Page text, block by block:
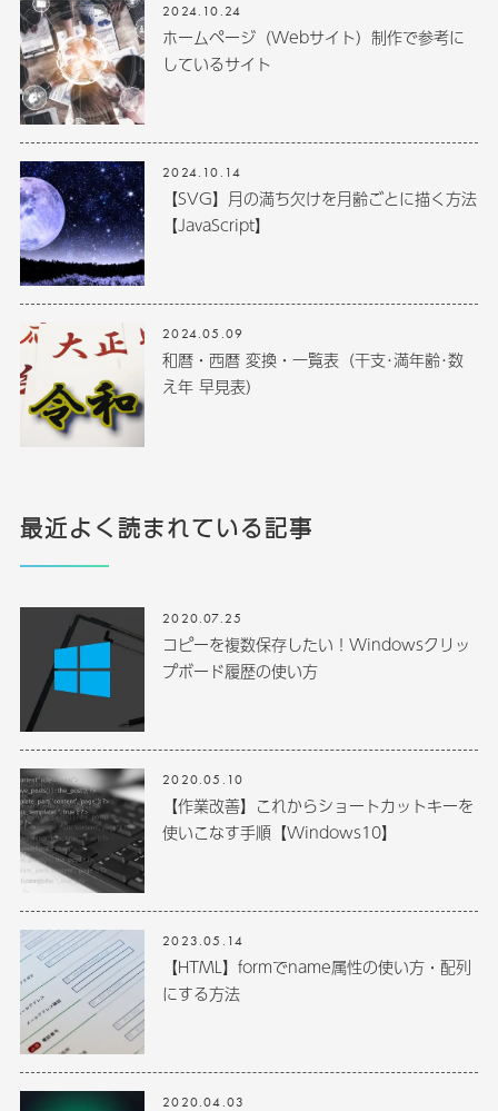
2024.10.24
ホームページ（Webサイト）制作で参考に
しているサイト
2024.10.14
【SVG】月の満ち欠けを月齢ごとに描く方法
【JavaScript】
2024.05.09
和暦・西暦 変換・一覧表（干支･満年齢･数
え年 早見表）
最近よく読まれている記事
2020.07.25
コピーを複数保存したい！Windowsクリッ
プボード履歴の使い方
2020.05.10
【作業改善】これからショートカットキーを
使いこなす手順【Windows10】
2023.05.14
【HTML】formでname属性の使い方・配列
にする方法
2020.04.03